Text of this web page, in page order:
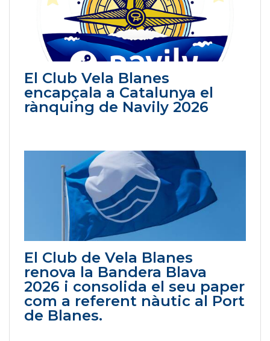
El Club Vela Blanes
encapçala a Catalunya el
rànquing de Navily 2026
El Club de Vela Blanes
renova la Bandera Blava
2026 i consolida el seu paper
com a referent nàutic al Port
de Blanes.